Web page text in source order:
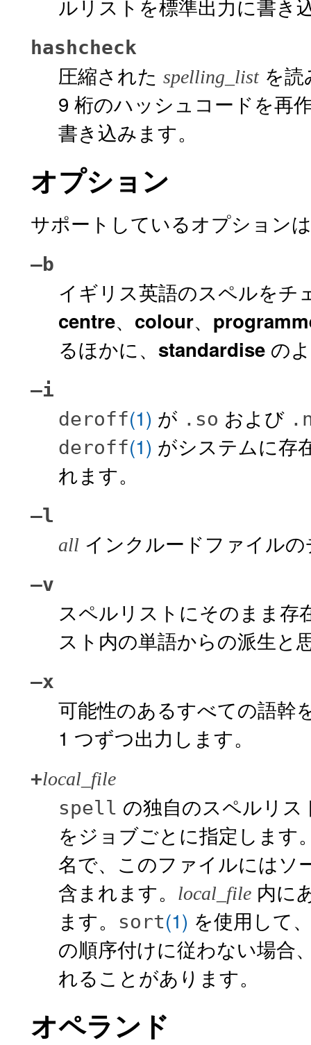
ルリストを標準出力に書き
hashcheck
圧縮された spelling_listを読
9 桁のハッシュコードを再
書き込みます。
オプション
サポートしているオプション
–b
イギリス英語のスペルをチ
centre、 colour、
るほかに、 standardise の
–i
deroff(1) が .so および
deroff(1) がシステムに存
れます。
–l
all インクルードファイル
–v
スペルリストにそのまま存
スト内の単語からの派生と
–x
可能性のあるすべての語幹
1 つずつ出力します。
+local_file
spell の独自のスペルリ
をジョブごとに指定します
名で、このファイルにはソ
含まれます。
local_file 内に
ます。
sort(1) を使用して
の順序付けに従わない場合
れることがあります。
オペランド